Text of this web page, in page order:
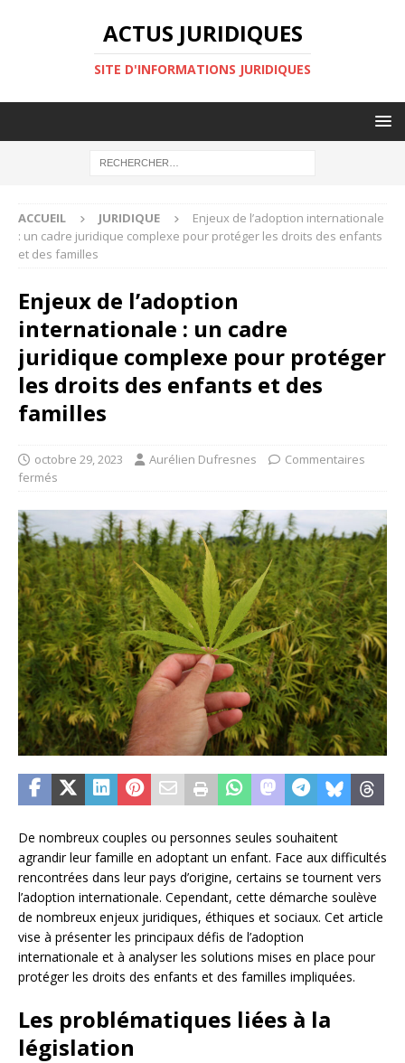
ACTUS JURIDIQUES
SITE D'INFORMATIONS JURIDIQUES
ACCUEIL JURIDIQUE
Enjeux de l’adoption internationale
: un cadre juridique complexe pour protéger les droits des enfants
et des familles
Enjeux de l’adoption
internationale : un cadre
juridique complexe pour protéger
les droits des enfants et des
familles
octobre 29, 2023 Aurélien Dufresnes
Commentaires
fermés
De nombreux couples ou personnes seules souhaitent
agrandir leur famille en adoptant un enfant. Face aux difficultés
rencontrées dans leur pays d’origine, certains se tournent vers
l’adoption internationale. Cependant, cette démarche soulève
de nombreux enjeux juridiques, éthiques et sociaux. Cet article
vise à présenter les principaux défis de l’adoption
internationale et à analyser les solutions mises en place pour
protéger les droits des enfants et des familles impliquées.
Les problématiques liées à la
législation